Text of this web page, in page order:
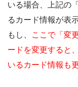
いる場合、上記の
るカード情報が表
もし、
ここで「変
ードを変更すると
いるカード情報も